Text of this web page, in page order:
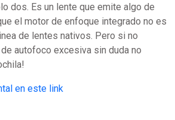
dos. Es un lente que emite algo de
el motor de enfoque integrado no es
de lentes nativos. Pero si no
autofoco excesiva sin duda no
en este link